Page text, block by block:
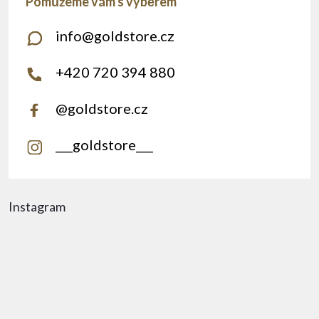
Instagram
info@goldstore.cz
+420 720 394 880
@goldstore.cz
___goldstore___